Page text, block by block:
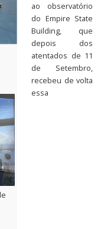
ao observatório
do Empire State
Building, que
depois dos
atentados de 11
de Setembro,
recebeu de volta
essa